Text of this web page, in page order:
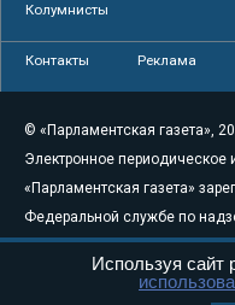
Колумнисты
Контакты Реклама
© «Парламентская газета»,
Электронное периодическое
«Парламентская газета»
Федеральной службе по
связи, информационных
массовых коммуникаций
Используя сайт